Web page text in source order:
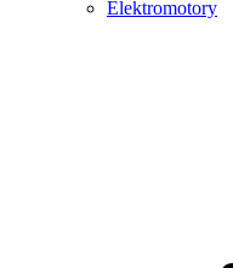
Elektromotory